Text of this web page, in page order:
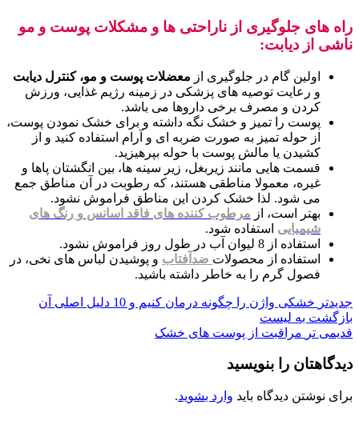
راه های جلوگیری از ناراحتی ها و مشکلات پوست و مو
ناشی از دیابت:
اولین گام در جلوگیری از معضلات پوست و مو، کنترل دیابت
و رعایت توصیه های پزشکی در زمینه رژیم غذایی، ورزش
کردن و مصرف برخی داروها می باشد.
پوست را تمیز و خشک نگه داشته و برای خشک نمودن پوست،
از حوله تمیز به صورت ضربه ای و آرام استفاده کنید و از
کشیدن یا مالش پوست با حوله بپرهیزید.
قسمت هایی مانند زیربغل، زیر سینه ها، بین انگشتان پاها و
غیره، معمولا مناطقی هستند، که رطوبت در آن مناطق جمع
می شود. لذا خشک کردن این مناطق فراموش نشود.
بهتر است، از مرطوب کننده های فاقد اسانس و رنگ های
شیمیایی استفاده شود.
استفاده از 8 لیوان آب در طول روز فراموش نشود.
استفاده از محصولات ضدآفتاب و پوشیدن لباس های نخی، در
فصول گرم را به خاطر داشته باشید.
جدیدتر خشکی واژن را چگونه درمان کنیم و 10 دلیل اصلی آن
بازگشت به لیست
قدیمی تر مراقبت از پوست های خشک
دیدگاهتان را بنویسید
برای نوشتن دیدگاه باید وارد بشوید.